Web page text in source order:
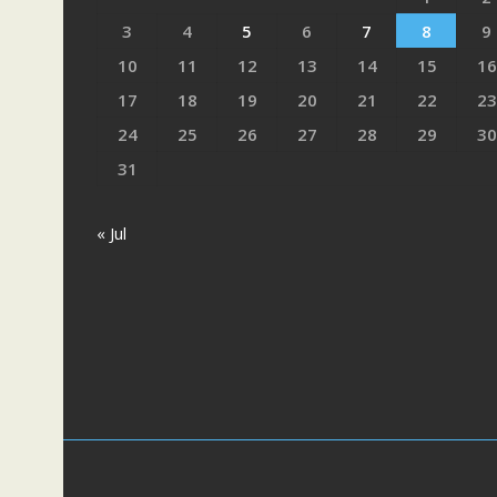
3
4 5 6 7 8
9
10
11 12 13 14 15
16
17
18 19 20 21 22
23
24
25 26 27 28 29
30
31
« Jul